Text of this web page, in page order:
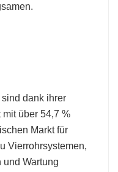
dank ihrer
über 54,7 %
Markt für
Vierrohrsystemen,
Wartung